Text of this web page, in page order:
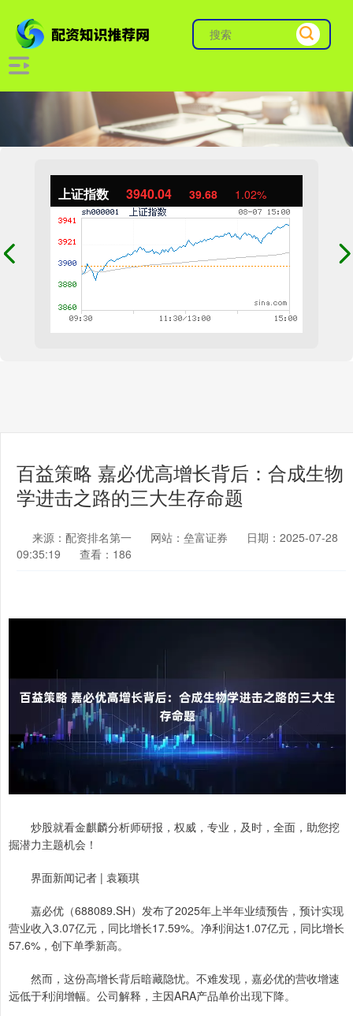
上证指数 3940.04 39.68 1.02%
百益策略 嘉必优高增长背后：合成生物
学进击之路的三大生存命题
来源：配资排名第一 网站：垒富证券
日期：2025-07-28
09:35:19
查看：186
炒股就看金麒麟分析师研报，权威，专业，及时，全面，助您挖
掘潜力主题机会！
界面新闻记者 | 袁颖琪
嘉必优（688089.SH）发布了2025年上半年业绩预告，预计实现
营业收入3.07亿元，同比增长17.59%。净利润达1.07亿元，同比增长
57.6%，创下单季新高。
然而，这份高增长背后暗藏隐忧。不难发现，嘉必优的营收增速
远低于利润增幅。公司解释，主因ARA产品单价出现下降。